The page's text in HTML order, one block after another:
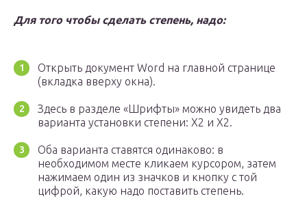
Для того чтобы сделать степень, надо:
Открыть документ Word на главной странице
(вкладка вверху окна).
Здесь в разделе «Шрифты» можно увидеть два
варианта установки степени: Х2 и Х2.
Оба варианта ставятся одинаково: в
необходимом месте кликаем курсором, затем
нажимаем один из значков и кнопку с той
цифрой, какую надо поставить степень.